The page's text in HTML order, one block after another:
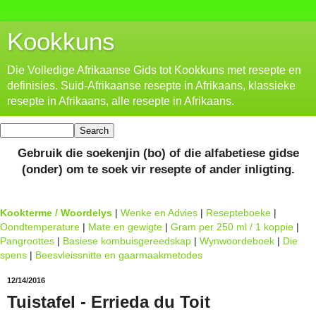
Kookkuns
Die Volledige Afrikaanse Gids tot Kookkuns met resepte en
definisies. Suid-Afrikaanse resepte in Afrikaans, klassieke
resepte in Afrikaans, alle resepte in Afrikaans.
Gebruik die soekenjin (bo) of die alfabetiese gidse
(onder) om te soek vir resepte of ander inligting.
Kookterme / Woordelys | Wenke en Advies | Resepteboeke |
Oondtemperature | Mate en gewigte | Gram per 250 ml / 1 koppie |
Pangroottes | Basiese kombuisgereedskap | Wynwoordeboek | Die
spens | Beesvleissnitte en gaarmaakmetodes
12/14/2016
Tuistafel - Errieda du Toit